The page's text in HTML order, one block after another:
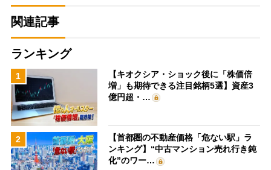
関連記事
ランキング
1
【キオクシア・ショック後に「株価倍
増」も期待できる注目銘柄5選】資産3
億円超・…
2
【首都圏の不動産価格「危ない駅」ラ
ンキング】“中古マンション売れ行き鈍
化”のワー…